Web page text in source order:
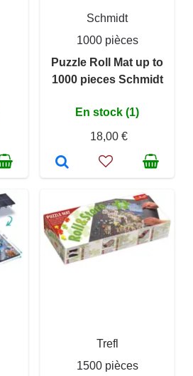
Schmidt
1000 pièces
Puzzle Roll Mat up to
1000 pieces Schmidt
En stock (1)
18,00 €
Trefl
1500 pièces